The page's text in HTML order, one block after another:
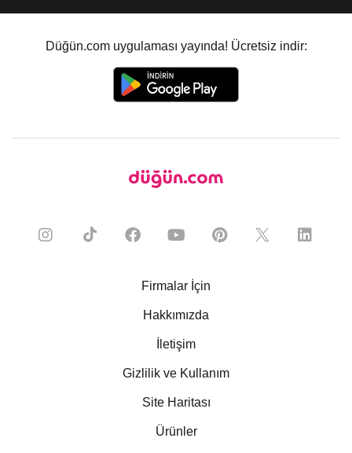
Düğün.com uygulaması yayında! Ücretsiz indir:
Firmalar İçin
Hakkımızda
İletişim
Gizlilik ve Kullanım
Site Haritası
Ürünler